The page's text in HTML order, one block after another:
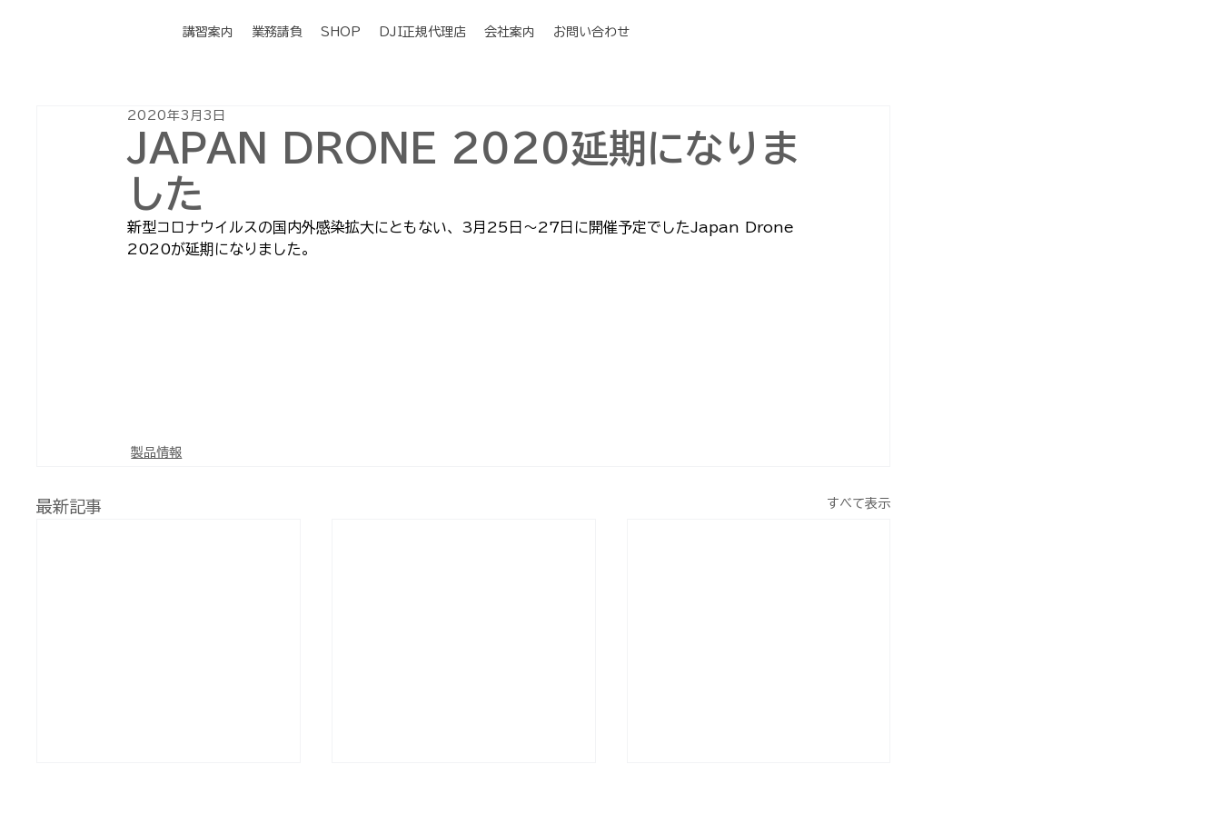
講習案内 業務請負 SHOP DJI正規代理店 会社案内 お問い合わせ
JAPAN DRONE 2020延期になりま
した
2020年3月3日
新型コロナウイルスの国内外感染拡大にともない、3月25日～27日に開催予定でしたJapan Drone
2020が延期になりました。
製品情報
最新記事 すべて表示